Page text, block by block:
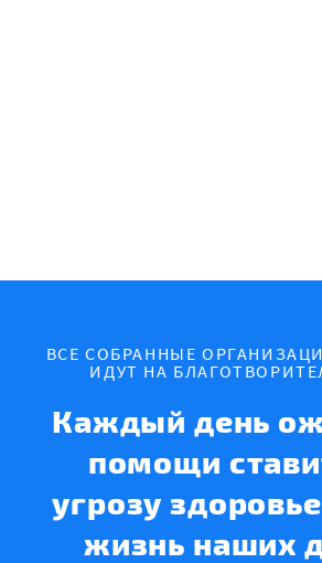
ВСЕ СОБРАННЫЕ
ИДУТ НА
Каждый день
помощи
угрозу
жизнь наших